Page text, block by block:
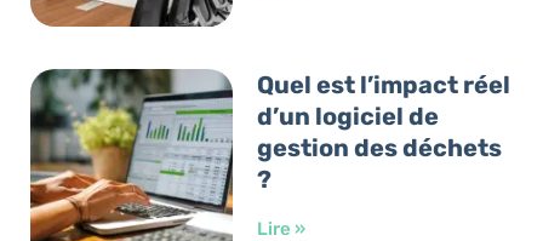
Quel est l’impact réel
d’un logiciel de
gestion des déchets
?
Lire »